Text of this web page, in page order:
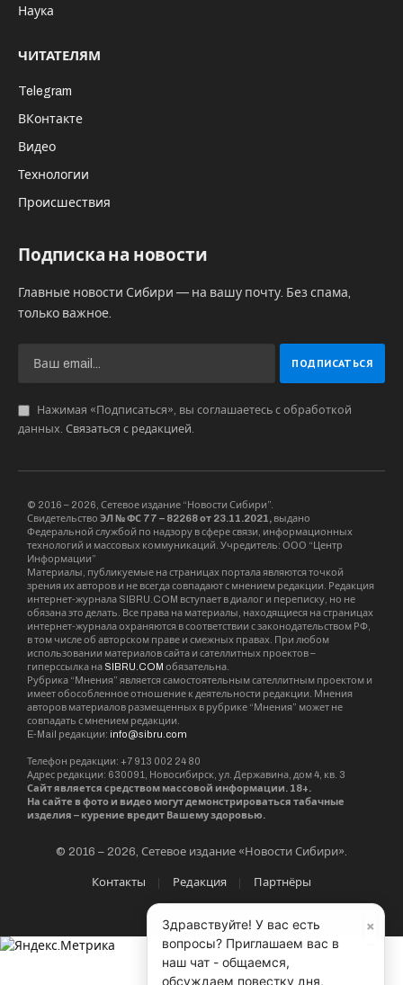
Наука
ЧИТАТЕЛЯМ
Telegram
ВКонтакте
Видео
Технологии
Происшествия
Подписка на новости
Главные новости Сибири — на вашу почту. Без спама,
только важное.
Нажимая «Подписаться», вы соглашаетесь с обработкой
данных. Связаться с редакцией.
© 2016 – 2026, Сетевое издание “Новости Сибири”.
Свидетельство ЭЛ № ФС 77 – 82268 от 23.11.2021, выдано
Федеральной службой по надзору в сфере связи, информационных
технологий и массовых коммуникаций. Учредитель: ООО “Центр
Информации”
Материалы, публикуемые на страницах портала являются точкой
зрения их авторов и не всегда совпадают с мнением редакции. Редакция
интернет-журнала SIBRU.COM вступает в диалог и переписку, но не
обязана это делать. Все права на материалы, находящиеся на страницах
интернет-журнала охраняются в соответствии с законодательством РФ,
в том числе об авторском праве и смежных правах. При любом
использовании материалов сайта и сателлитных проектов –
гиперссылка на SIBRU.COM обязательна.
Рубрика “Мнения” является самостоятельным сателлитным проектом и
имеет обособленное отношение к деятельности редакции. Мнения
авторов материалов размещенных в рубрике “Мнения” может не
совпадать с мнением редакции.
E-Mail редакции: info@sibru.com
Телефон редакции: +7 913 002 24 80
Адрес редакции: 630091, Новосибирск, ул. Державина, дом 4, кв. 3
Сайт является средством массовой информации. 18+.
На сайте в фото и видео могут демонстрироваться табачные
изделия – курение вредит Вашему здоровью.
© 2016 – 2026, Сетевое издание «Новости Сибири».
Контакты Редакция Партнёры
×
Здравствуйте! У вас есть
вопросы? Приглашаем вас в
наш чат - общаемся,
обсуждаем повестку дня,